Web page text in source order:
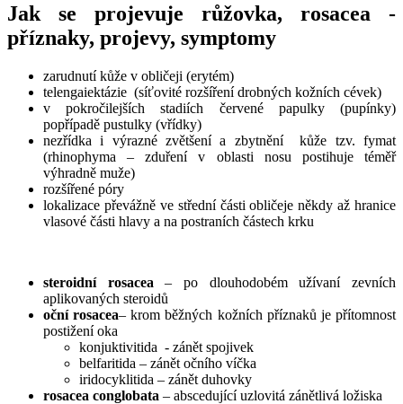
Jak se projevuje růžovka, rosacea -
příznaky, projevy, symptomy
zarudnutí kůže v obličeji (erytém)
telengaiektázie (síťovité rozšíření drobných kožních cévek)
v pokročilejších stadiích červené papulky (pupínky)
popřípadě pustulky (vřídky)
nezřídka i výrazné zvětšení a zbytnění kůže tzv. fymat
(rhinophyma – zduření v oblasti nosu postihuje téměř
výhradně muže)
rozšířené póry
lokalizace převážně ve střední části obličeje někdy až hranice
vlasové části hlavy a na postraních částech krku
steroidní rosacea – po dlouhodobém užívaní zevních
aplikovaných steroidů
oční rosacea– krom běžných kožních příznaků je přítomnost
postižení oka
konjuktivitida - zánět spojivek
belfaritida – zánět očního víčka
iridocyklitida – zánět duhovky
rosacea conglobata – abscedující uzlovitá zánětlivá ložiska